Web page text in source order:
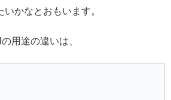
かなとおもいます。
用途の違いは、